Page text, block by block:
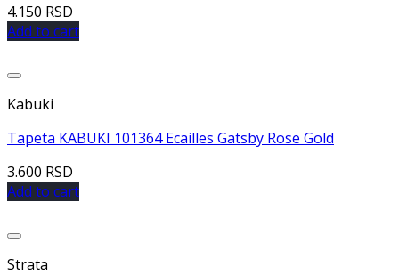
4.150 RSD
Add to cart
Kabuki
Tapeta KABUKI 101364 Ecailles Gatsby Rose Gold
3.600 RSD
Add to cart
Strata